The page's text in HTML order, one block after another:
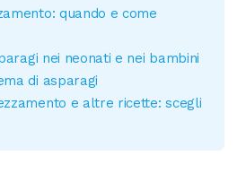
quando e come
nei neonati e nei bambini
di asparagi
e altre ricette: scegli